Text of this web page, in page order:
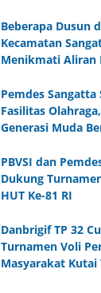
Beberapa Dusun
Kecamatan
Menikmati Aliran
Pemdes
Fasilitas
Generasi Muda
PBVSI dan
Dukung
HUT Ke-81 RI
Danbrigif TP 32
Turnamen Voli
Masyarakat Kutai